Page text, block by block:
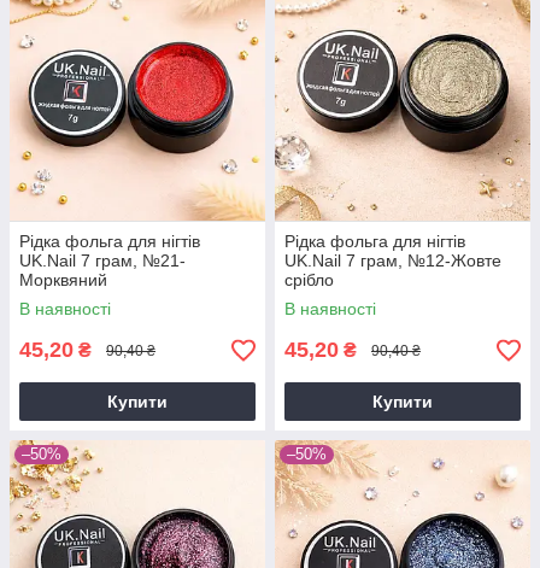
Рідка фольга для нігтів
UK.Nail 7 грам, №21-
Морквяний
В наявності
45,20 ₴ 90,40 ₴
Купити
Рідка фольга для нігтів
UK.Nail 7 грам, №12-Жовте
срібло
В наявності
45,20 ₴ 90,40 ₴
Купити
–50% –50%